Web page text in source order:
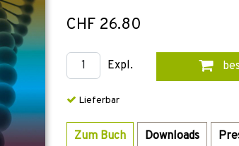
CHF 26.80
Expl.
Lieferbar
Zum Buch Downloads